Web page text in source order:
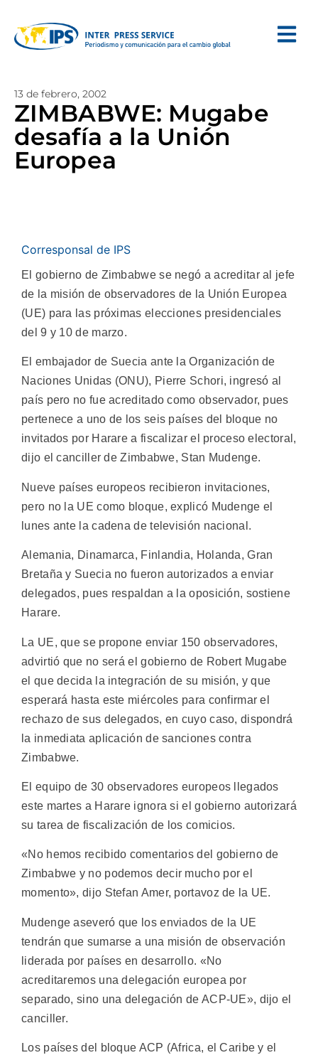
13 de febrero, 2002
ZIMBABWE: Mugabe
desafía a la Unión
Europea
Corresponsal de IPS
El gobierno de Zimbabwe se negó a acreditar al jefe
de la misión de observadores de la Unión Europea
(UE) para las próximas elecciones presidenciales
del 9 y 10 de marzo.
El embajador de Suecia ante la Organización de
Naciones Unidas (ONU), Pierre Schori, ingresó al
país pero no fue acreditado como observador, pues
pertenece a uno de los seis países del bloque no
invitados por Harare a fiscalizar el proceso electoral,
dijo el canciller de Zimbabwe, Stan Mudenge.
Nueve países europeos recibieron invitaciones,
pero no la UE como bloque, explicó Mudenge el
lunes ante la cadena de televisión nacional.
Alemania, Dinamarca, Finlandia, Holanda, Gran
Bretaña y Suecia no fueron autorizados a enviar
delegados, pues respaldan a la oposición, sostiene
Harare.
La UE, que se propone enviar 150 observadores,
advirtió que no será el gobierno de Robert Mugabe
el que decida la integración de su misión, y que
esperará hasta este miércoles para confirmar el
rechazo de sus delegados, en cuyo caso, dispondrá
la inmediata aplicación de sanciones contra
Zimbabwe.
El equipo de 30 observadores europeos llegados
este martes a Harare ignora si el gobierno autorizará
su tarea de fiscalización de los comicios.
«No hemos recibido comentarios del gobierno de
Zimbabwe y no podemos decir mucho por el
momento», dijo Stefan Amer, portavoz de la UE.
Mudenge aseveró que los enviados de la UE
tendrán que sumarse a una misión de observación
liderada por países en desarrollo. «No
acreditaremos una delegación europea por
separado, sino una delegación de ACP-UE», dijo el
canciller.
Los países del bloque ACP (Africa, el Caribe y el